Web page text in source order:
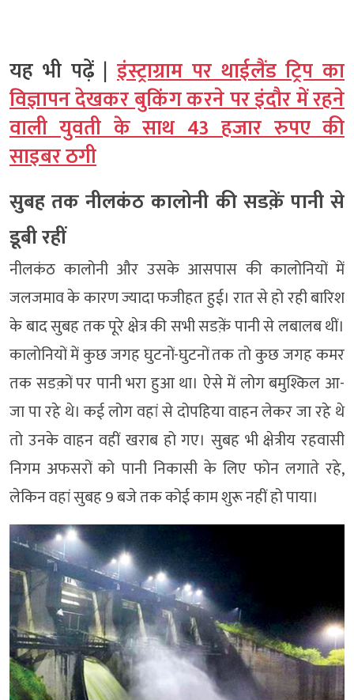
यह भी पढ़ें | इंस्ट्राग्राम पर थाईलैंड ट्रिप का
विज्ञापन देखकर बुकिंग करने पर इंदौर में रहने
वाली युवती के साथ 43 हजार रुपए की
साइबर ठगी
सुबह तक नीलकंठ कालोनी की सडक़ें पानी से
डूबी रहीं
नीलकंठ कालोनी और उसके आसपास की कालोनियों में
जलजमाव के कारण ज्यादा फजीहत हुई। रात से हो रही बारिश
के बाद सुबह तक पूरे क्षेत्र की सभी सडक़ें पानी से लबालब थीं।
कालोनियों में कुछ जगह घुटनों-घुटनों तक तो कुछ जगह कमर
तक सडक़ों पर पानी भरा हुआ था। ऐसे में लोग बमुश्किल आ-
जा पा रहे थे। कई लोग वहां से दोपहिया वाहन लेकर जा रहे थे
तो उनके वाहन वहीं खराब हो गए। सुबह भी क्षेत्रीय रहवासी
निगम अफसरों को पानी निकासी के लिए फोन लगाते रहे,
लेकिन वहां सुबह 9 बजे तक कोई काम शुरू नहीं हो पाया।